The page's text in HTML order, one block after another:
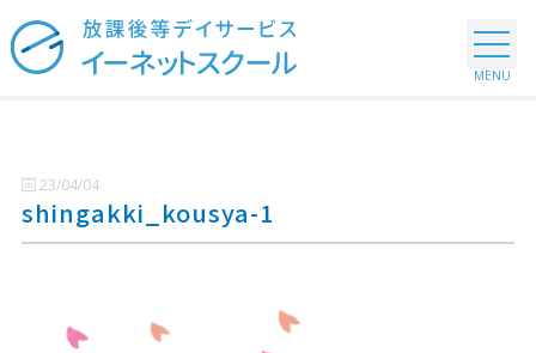
23/04/04
shingakki_kousya-1